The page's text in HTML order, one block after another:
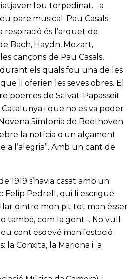
fou torpedinat. La
pare musical. Pau Casals
és l’arquet de
Bach, Haydn, Mozart,
cançons de Pau Casals,
els quals fou una de les
li oferien les seves obres. El
poemes de Salvat-Papasseit
i que no es va poder
Simfonia de Beethoven
la notícia d’un alçament
a l’alegria”. Amb un cant de
1919 s’havia casat amb un
Felip Pedrell, qui li escrigué:
dintre mon pit tot mon ésser
també, com la gent–. No vull
cant esdevé manifestació
la Conxita, la Mariona i la